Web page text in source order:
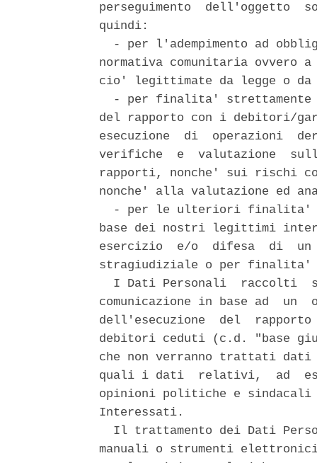
perseguimento  dell'oggetto
quindi:
- per l'adempimento ad
normativa comunitaria
cio' legittimate da legge o
- per finalita'
del rapporto con i debitori/
esecuzione  di  operazioni
verifiche  e  valutazione
rapporti, nonche' sui rischi
nonche' alla valutazione ed
- per le ulteriori
base dei nostri legittimi
esercizio  e/o  difesa  di
stragiudiziale o per
I Dati Personali  raccolti
comunicazione in base ad
dell'esecuzione  del
debitori ceduti (c.d. "base
che non verranno trattati
quali i dati  relativi,  ad
opinioni politiche e
Interessati.
Il trattamento dei Dati
manuali o strumenti